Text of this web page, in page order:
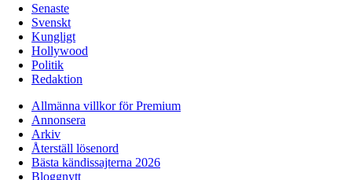
Senaste
Svenskt
Kungligt
Hollywood
Politik
Redaktion
Allmänna villkor för Premium
Annonsera
Arkiv
Återställ lösenord
Bästa kändissajterna 2026
Bloggnytt